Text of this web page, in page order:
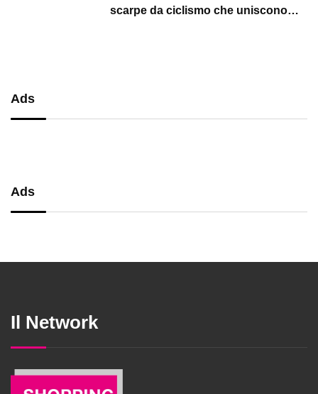
scarpe da ciclismo che uniscono
Ads
Ads
Il Network